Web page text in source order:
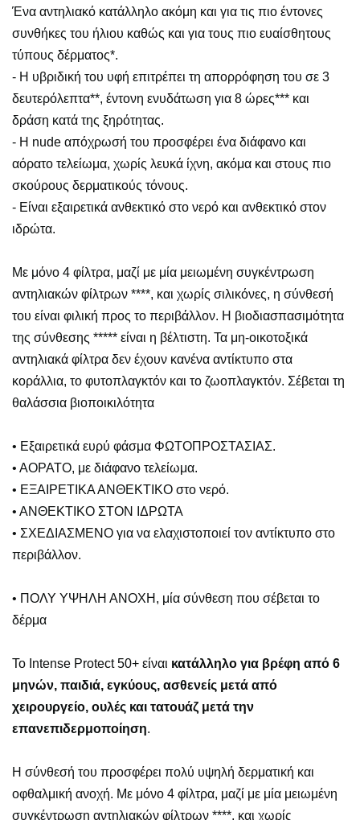
Ένα αντηλιακό κατάλληλο ακόμη και για τις πιο έντονες
συνθήκες του ήλιου καθώς και για τους πιο ευαίσθητους
τύπους δέρματος*.
- Η υβριδική του υφή επιτρέπει τη απορρόφηση του σε 3
δευτερόλεπτα**, έντονη ενυδάτωση για 8 ώρες*** και
δράση κατά της ξηρότητας.
- Η nude απόχρωσή του προσφέρει ένα διάφανο και
αόρατο τελείωμα, χωρίς λευκά ίχνη, ακόμα και στους πιο
σκούρους δερματικούς τόνους.
- Είναι εξαιρετικά ανθεκτικό στο νερό και ανθεκτικό στον
ιδρώτα.
Με μόνο 4 φίλτρα, μαζί με μία μειωμένη συγκέντρωση
αντηλιακών φίλτρων ****, και χωρίς σιλικόνες, η σύνθεσή
του είναι φιλική προς το περιβάλλον. Η βιοδιασπασιμότητα
της σύνθεσης ***** είναι η βέλτιστη. Τα μη-οικοτοξικά
αντηλιακά φίλτρα δεν έχουν κανένα αντίκτυπο στα
κοράλλια, το φυτοπλαγκτόν και το ζωοπλαγκτόν. Σέβεται τη
θαλάσσια βιοποικιλότητα
• Εξαιρετικά ευρύ φάσμα ΦΩΤΟΠΡΟΣΤΑΣΙΑΣ.
• ΑΟΡΑΤΟ, με διάφανο τελείωμα.
• ΕΞΑΙΡΕΤΙΚΑ ΑΝΘΕΚΤΙΚΟ στο νερό.
• ΑΝΘΕΚΤΙΚΟ ΣΤΟΝ ΙΔΡΩΤΑ
• ΣΧΕΔΙΑΣΜΕΝΟ για να ελαχιστοποιεί τον αντίκτυπο στο
περιβάλλον.
• ΠΟΛΥ ΥΨΗΛΗ ΑΝΟΧΗ, μία σύνθεση που σέβεται το
δέρμα
Το Intense Protect 50+ είναι κατάλληλο για βρέφη από 6
μηνών, παιδιά, εγκύους, ασθενείς μετά από
χειρουργείο, ουλές και τατουάζ μετά την
επανεπιδερμοποίηση.
Η σύνθεσή του προσφέρει πολύ υψηλή δερματική και
οφθαλμική ανοχή. Με μόνο 4 φίλτρα, μαζί με μία μειωμένη
συγκέντρωση αντηλιακών φίλτρων ****, και χωρίς